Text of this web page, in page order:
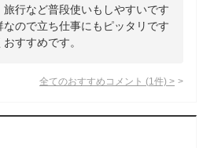
行など普段使いもしやすいです
なので立ち仕事にもピッタリです
すすめです。
全てのおすすめコメント (1 件) >